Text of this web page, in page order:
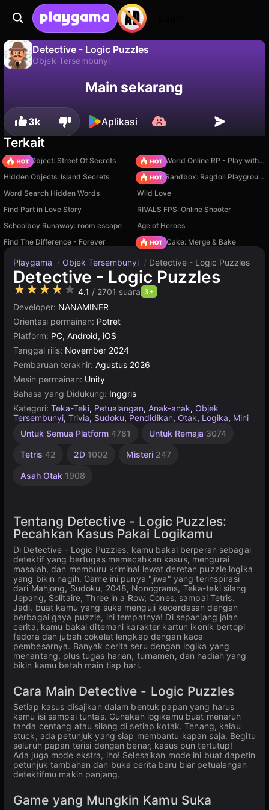
Detective - Logic Puzzles
Objek Tersembunyi
Simpan progresnya!
Main sekarang
3k Aplikasi
Terkait
Hidden Object: Street Of Secrets
Sprunki World Online RP - Play with Friends!
Hidden Objects: Island Secrets
Sprunki Sandbox: Ragdoll Playground Mode
Word Search Hidden Words
Wild Love
Find Part in Love Story
RIVALS FPS: Online Shooter
Schoolboy Runaway: room escape
Age of Heroes
Find The Difference - Forever
Piece of Cake: Merge & Bake
Playgama / Objek Tersembunyi / Detective - Logic Puzzles
Detective - Logic Puzzles
★★★★★ 4.1 / 2701 suara 3+
Developer: NANAMINER
Orientasi permainan: Potret
Platform: PC, Android, iOS
Tanggal rilis: November 2024
Pembaruan terakhir: Agustus 2026
Mesin permainan: Unity
Bahasa yang Didukung: Inggris
Kategori: Teka-Teki, Petualangan, Anak-anak, Objek
Tersembunyi, Trivia, Sudoku, Pendidikan, Otak, Logika, Mini
Untuk Semua Platform 4781 Untuk Remaja 3074
Tetris 42 2D 1002 Misteri 247
Asah Otak 1908
Kecanduan
Detektif
Menghubungkan
Teka
Silang
Edukasi
Temukan
71
Pikiran
Teks
Tantangan
Ketangkasan
Desktop
1
4146
Rekomendasi
Rusia
Online
5021
Unity
3174
Tentang Detective - Logic Puzzles:
Pecahkan Kasus Pakai Logikamu
Di Detective - Logic Puzzles, kamu bakal berperan sebagai
detektif yang bertugas memecahkan kasus, mengurai
masalah, dan memburu kriminal lewat deretan puzzle logika
yang bikin nagih. Game ini punya "jiwa" yang terinspirasi
dari Mahjong, Sudoku, 2048, Nonograms, Teka-teki silang
Jepang, Solitaire, Three in a Row, Cones, sampai Tetris.
Jadi, buat kamu yang suka menguji kecerdasan dengan
berbagai gaya puzzle, ini tempatnya! Di sepanjang jalan
cerita, kamu bakal ditemani karakter kartun ikonik bertopi
fedora dan jubah cokelat lengkap dengan kaca
pembesarnya. Banyak cerita seru dengan logika yang
menantang, plus tugas harian, turnamen, dan hadiah yang
bikin kamu betah main tiap hari.
Cara Main Detective - Logic Puzzles
Setiap kasus disajikan dalam bentuk papan yang harus
kamu isi sampai tuntas. Gunakan logikamu buat menaruh
tanda centang atau silang di setiap kotak. Tenang, kalau
stuck, ada petunjuk yang siap membantu kapan saja. Begitu
seluruh papan terisi dengan benar, kasus pun tertutup!
Ada juga mode ekstra, lho! Selesaikan mode ini buat dapetin
petunjuk tambahan dan buka cerita baru biar petualangan
detektifmu makin panjang.
Game yang Mungkin Kamu Suka